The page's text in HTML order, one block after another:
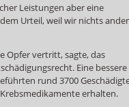
Leistungen aber eine
Urteil, weil wir nichts
Opfer vertritt, sagte, das
Eine bessere
rund 3700
erhalten.